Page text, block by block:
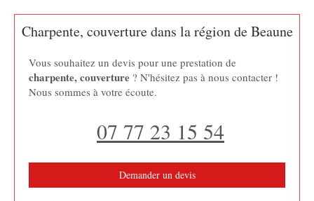
Charpente, couverture dans la région de Beaune
Vous souhaitez un devis pour une prestation de
charpente, couverture ? N'hésitez pas à nous contacter !
Nous sommes à votre écoute.
07 77 23 15 54
Demander un devis